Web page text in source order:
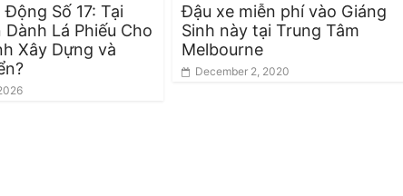
Động Số 17: Tại
Dành Lá Phiếu Cho
Xây Dựng và
Đậu xe miễn phí vào Giáng
Sinh này tại Trung Tâm
Melbourne
December 2, 2020